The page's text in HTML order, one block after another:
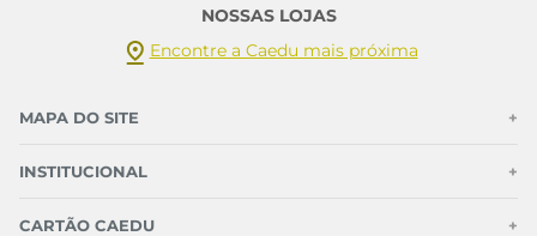
NOSSAS LOJAS
Encontre a Caedu mais próxima
MAPA DO SITE +
INSTITUCIONAL +
CARTÃO CAEDU +